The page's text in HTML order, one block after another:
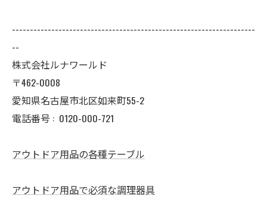
--------------------------------------------------------------------
--
株式会社ルナワールド
〒462-0008
愛知県名古屋市北区如来町55-2
電話番号 : 0120-000-721
アウトドア用品の各種テーブル
アウトドア用品で必須な調理器具